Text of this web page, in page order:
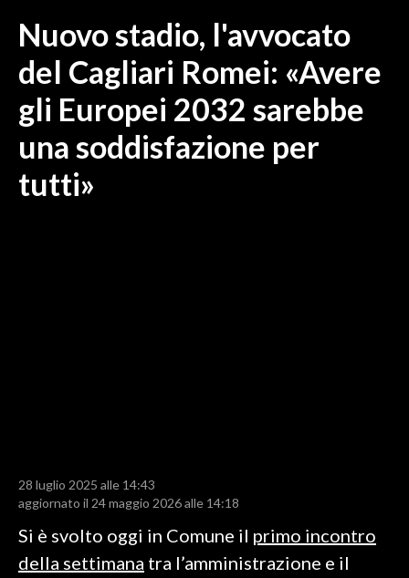
ITALIA
MONDO
POLITICA
ECONOMIA
SERVIZI ALLE IMPRESE
VOLLEY
MOTORI
TENNIS
ALTRI SPORT
Nuovo stadio, l'avvocato
del Cagliari Romei: «Avere
gli Europei 2032 sarebbe
una soddisfazione per
tutti»
28 luglio 2025 alle 14:43
aggiornato il 24 maggio 2026 alle 14:18
Si è svolto oggi in Comune il primo incontro
della settimana tra l’amministrazione e il